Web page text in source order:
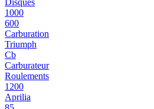
1000
600
Carburation
Triumph
Cb
Carburateur
Roulements
1200
Aprilia